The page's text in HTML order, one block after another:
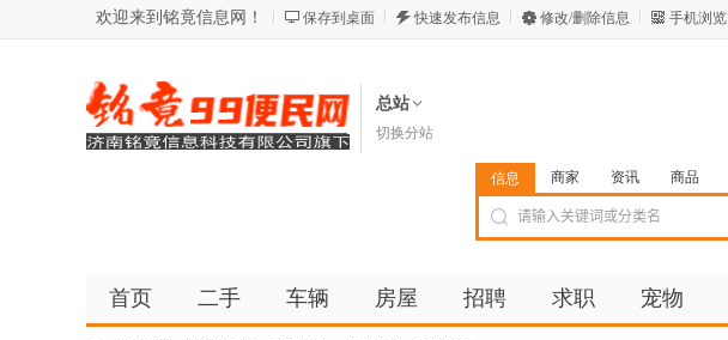
欢迎来到铭竟信息网！ 保存到桌面 快速发布信息 修改/删除信息 手机浏览
总站
切换分站
信息 商家 资讯 商品
首页 二手 车辆 房屋 招聘 求职 宠物